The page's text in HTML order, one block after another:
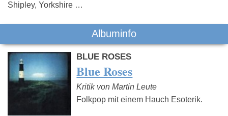
Shipley, Yorkshire …
Albuminfo
BLUE ROSES
Blue Roses
Kritik von Martin Leute
Folkpop mit einem Hauch Esoterik.